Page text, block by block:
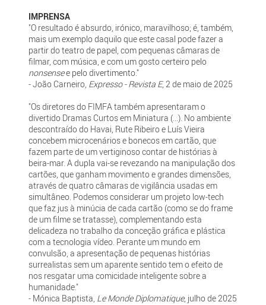
IMPRENSA
"O resultado é absurdo, irónico, maravilhoso; é, também,
mais um exemplo daquilo que este casal pode fazer a
partir do teatro de papel, com pequenas câmaras de
filmar, com música, e com um gosto certeiro pelo
nonsensee pelo divertimento."
- João Carneiro, Expresso - Revista E, 2 de maio de 2025
"Os diretores do FIMFA também apresentaram o
divertido Dramas Curtos em Miniatura (...). No ambiente
descontraído do Havai, Rute Ribeiro e Luís Vieira
concebem microcenários e bonecos em cartão, que
fazem parte de um vertiginoso contar de histórias à
beira-mar. A dupla vai-se revezando na manipulação dos
cartões, que ganham movimento e grandes dimensões,
através de quatro câmaras de vigilância usadas em
simultâneo. Podemos considerar um projeto low-tech
que faz jus à minúcia de cada cartão (como se do frame
de um filme se tratasse), complementando esta
delicadeza no trabalho da conceção gráfica e plástica
com a tecnologia vídeo. Perante um mundo em
convulsão, a apresentação de pequenas histórias
surrealistas sem um aparente sentido tem o efeito de
nos resgatar uma comicidade inteligente sobre a
humanidade."
- Mónica Baptista, Le Monde Diplomatique, julho de 2025